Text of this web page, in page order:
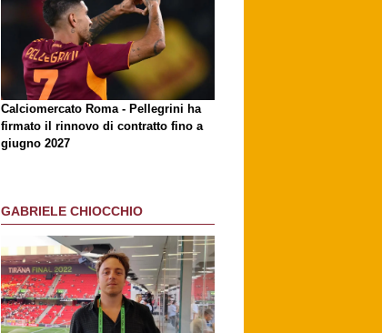
Calciomercato Roma - Pellegrini ha
firmato il rinnovo di contratto fino a
giugno 2027
GABRIELE CHIOCCHIO